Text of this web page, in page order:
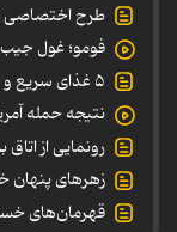
طرح اختصاصی
فومو؛ غول
۵ غذای سریع و سالم برای طبیعت‌گردی
نتیجه حمله
رونمایی از
زهرهای پنهان
قهرمان‌های